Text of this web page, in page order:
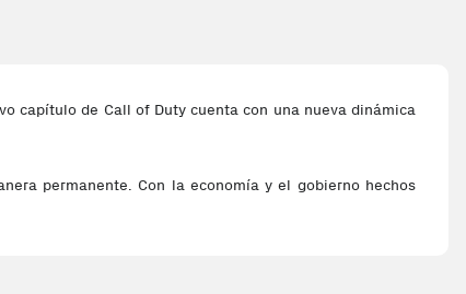
capítulo de Call of Duty cuenta con una nueva dinámica
permanente. Con la economía y el gobierno hechos